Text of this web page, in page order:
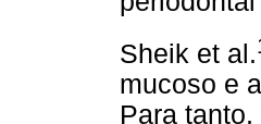
Sheik et al.
mucoso e
Para